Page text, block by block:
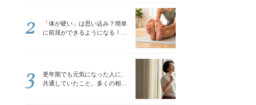
「体が硬い」は思い込み？簡単
に前屈ができるようになる！腿
2
更年期でも元気になった人に、
共通していたこと。多くの相談
3